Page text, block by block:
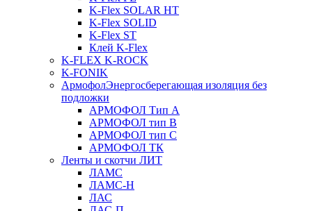
K-Flex SOLAR HT
K-Flex SOLID
K-Flex ST
Клей K-Flex
K-FLEX K-ROCK
K-FONIK
АрмофолЭнергосберегающая изоляция без
подложки
АРМОФОЛ Тип А
АРМОФОЛ тип В
АРМОФОЛ тип C
АРМОФОЛ ТК
Ленты и скотчи ЛИТ
ЛАМС
ЛАМС-Н
ЛАС